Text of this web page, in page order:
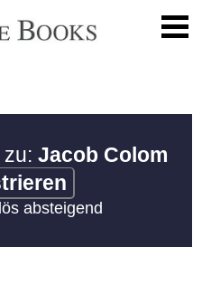
Jacob Colom
absteigend